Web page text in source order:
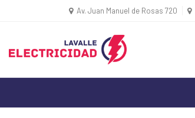
Av. Juan Manuel de Rosas 720